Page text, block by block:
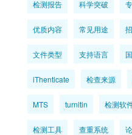
检测报告 科学突破
优质内容 常见用途
文件类型 支持语言
iThenticate 检查来源
MTS turnitin 检测软
检测工具 查重系统